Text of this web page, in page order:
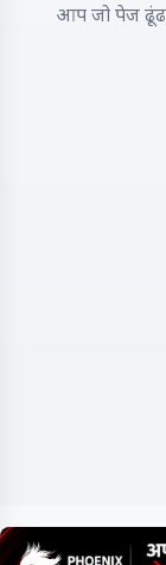
आप जो पेज ढूंढ